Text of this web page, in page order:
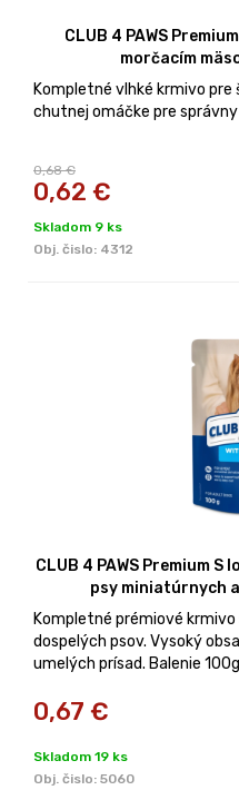
CLUB 4 PAWS
morčacím
Kompletné vlhké krmivo
chutnej omáčke pre správny
0,68 €
0,62 €
Skladom 9 ks
Obj. čislo: 4312
CLUB 4 PAWS Premium
psy miniatúrnych
Kompletné prémiové
dospelých psov. Vysoký
umelých prísad. Balenie 100g
0,67 €
Skladom 19 ks
Obj. čislo: 5060